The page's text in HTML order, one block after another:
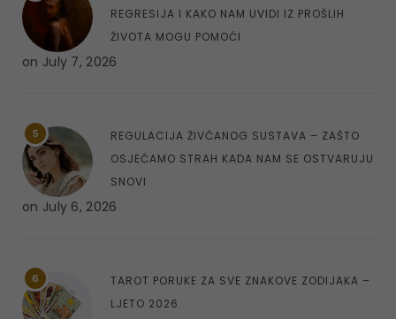
REGRESIJA I KAKO NAM UVIDI IZ PROŠLIH
ŽIVOTA MOGU POMOĆI
on July 7, 2026
5
REGULACIJA ŽIVČANOG SUSTAVA – ZAŠTO
OSJEĆAMO STRAH KADA NAM SE OSTVARUJU
SNOVI
on July 6, 2026
6
TAROT PORUKE ZA SVE ZNAKOVE ZODIJAKA –
LJETO 2026.